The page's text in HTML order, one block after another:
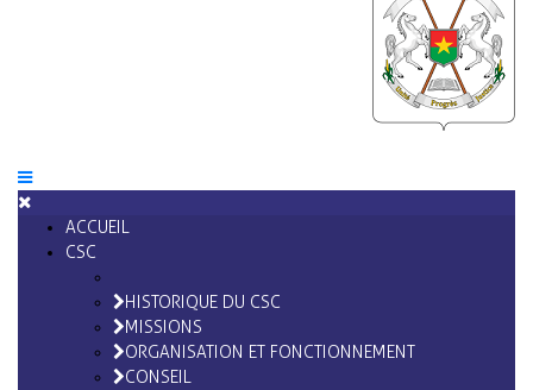
ACCUEIL
CSC
HISTORIQUE DU CSC
MISSIONS
ORGANISATION ET FONCTIONNEMENT
CONSEIL